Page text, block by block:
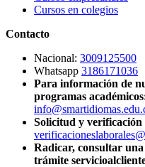
Cursos en colegios
Contacto
Nacional: 3009125500
Whatsapp 3186171036
Para información de
programas
Solicitud y verificación
Radicar, consultar
trámite